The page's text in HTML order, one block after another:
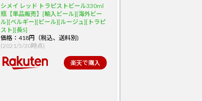
シメイ レッド トラピストビール330ml
瓶【単品販売】[輸入ビール][海外ビー
ル][ベルギー][ビール][ルージュ][トラピ
スト][長S]
価格：418円（税込、送料別)
(2021/5/30時点)
楽天で購入